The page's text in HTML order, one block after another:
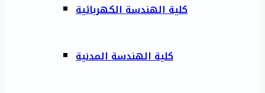
كلية الهندسة الكهربائية
كلية الهندسة المدنية